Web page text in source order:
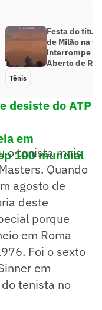
Festa do
de Milão na
interrompe
Aberto de
Tênis
desiste do ATP
em
100 mundial
o tenista mais
Quando
agosto de
deste
porque
em Roma
Foi o sexto
em
tenista no